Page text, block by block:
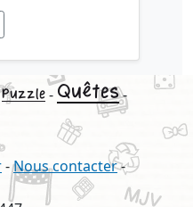
Puzzle- Quêtes-
-Nous contacter-